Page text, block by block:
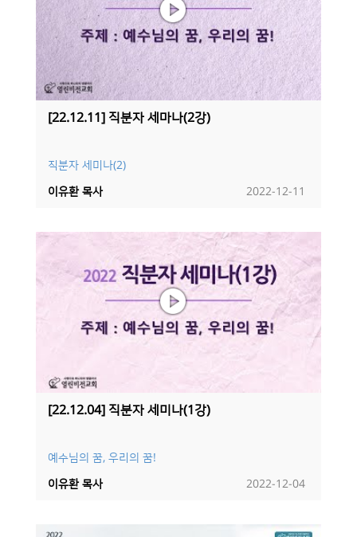
[22.12.11] 직분자 세마나(2강)
직분자 세미나(2)
2022-12-11
이유환 목사
[22.12.04] 직분자 세미나(1강)
예수님의 꿈, 우리의 꿈!
2022-12-04
이유환 목사